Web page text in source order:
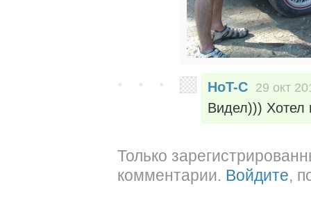
HoT-C 29 окт
Видел))) Хотел
Только
комментарии. Войдите,